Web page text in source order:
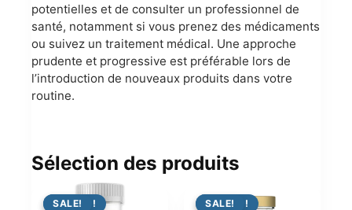
potentielles et de consulter un professionnel de
santé, notamment si vous prenez des médicaments
ou suivez un traitement médical. Une approche
prudente et progressive est préférable lors de
l’introduction de nouveaux produits dans votre
routine.
Sélection des produits
PROMO !
SALE! PROMO !
SALE!